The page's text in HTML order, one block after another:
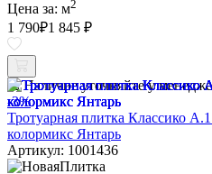
Цена за: м2
1 790₽1 845 ₽
Наличие уточняйте у
-3%
Тротуарная плитка Классико
колормикс Янтарь
Артикул: 1001436